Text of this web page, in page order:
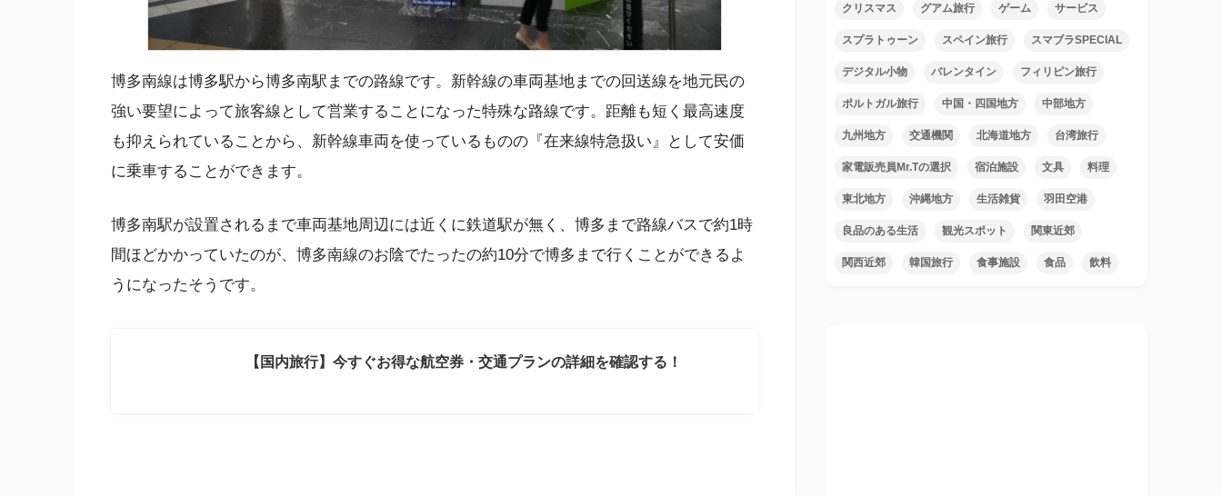
博多南線は博多駅から博多南駅までの路線です。新幹線の車両基地までの回送線を地元民の
強い要望によって旅客線として営業することになった特殊な路線です。距離も短く最高速度
も抑えられていることから、新幹線車両を使っているものの『在来線特急扱い』として安価
に乗車することができます。
博多南駅が設置されるまで車両基地周辺には近くに鉄道駅が無く、博多まで路線バスで約1時
間ほどかかっていたのが、博多南線のお陰でたったの約10分で博多まで行くことができるよ
うになったそうです。
【国内旅行】今すぐお得な航空券・交通プランの詳細を確認する！
クリスマス グアム旅行 ゲーム サービス
スプラトゥーン スペイン旅行 スマブラSPECIAL
デジタル小物 バレンタイン フィリピン旅行
ポルトガル旅行 中国・四国地方 中部地方
九州地方 交通機関 北海道地方 台湾旅行
家電販売員Mr.Tの選択 宿泊施設 文具 料理
東北地方 沖縄地方 生活雑貨 羽田空港
良品のある生活 観光スポット 関東近郊
関西近郊 韓国旅行 食事施設 食品 飲料